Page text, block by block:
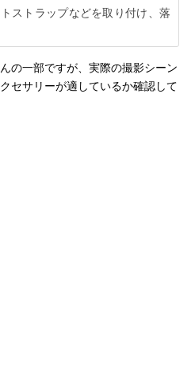
ストラップなどを取り付け、落
の一部ですが、実際の撮影シーン
セサリーが適しているか確認して